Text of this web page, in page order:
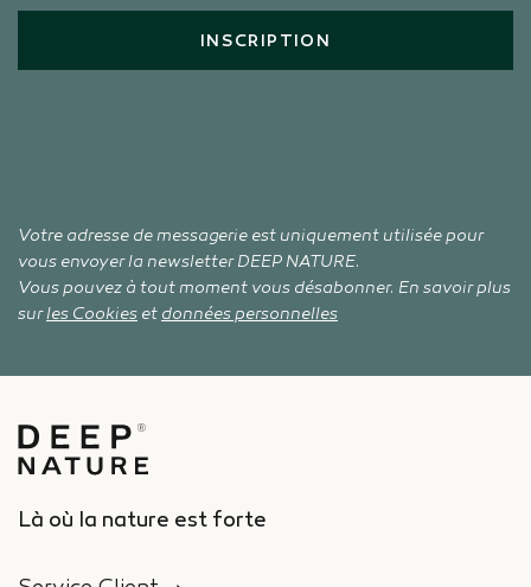
INSCRIPTION
Votre adresse de messagerie est uniquement utilisée pour
vous envoyer la newsletter DEEP NATURE.
Vous pouvez à tout moment vous désabonner. En savoir plus
surles Cookies et données personnelles
Là où la nature est forte